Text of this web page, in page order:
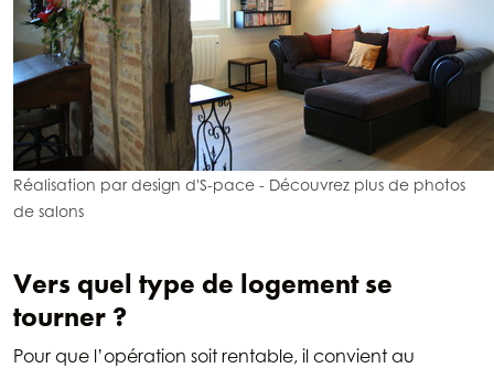
Réalisation par design d'S-pace - Découvrez plus de photos
de salons
Vers quel type de logement se
tourner ?
Pour que l’opération soit rentable, il convient au